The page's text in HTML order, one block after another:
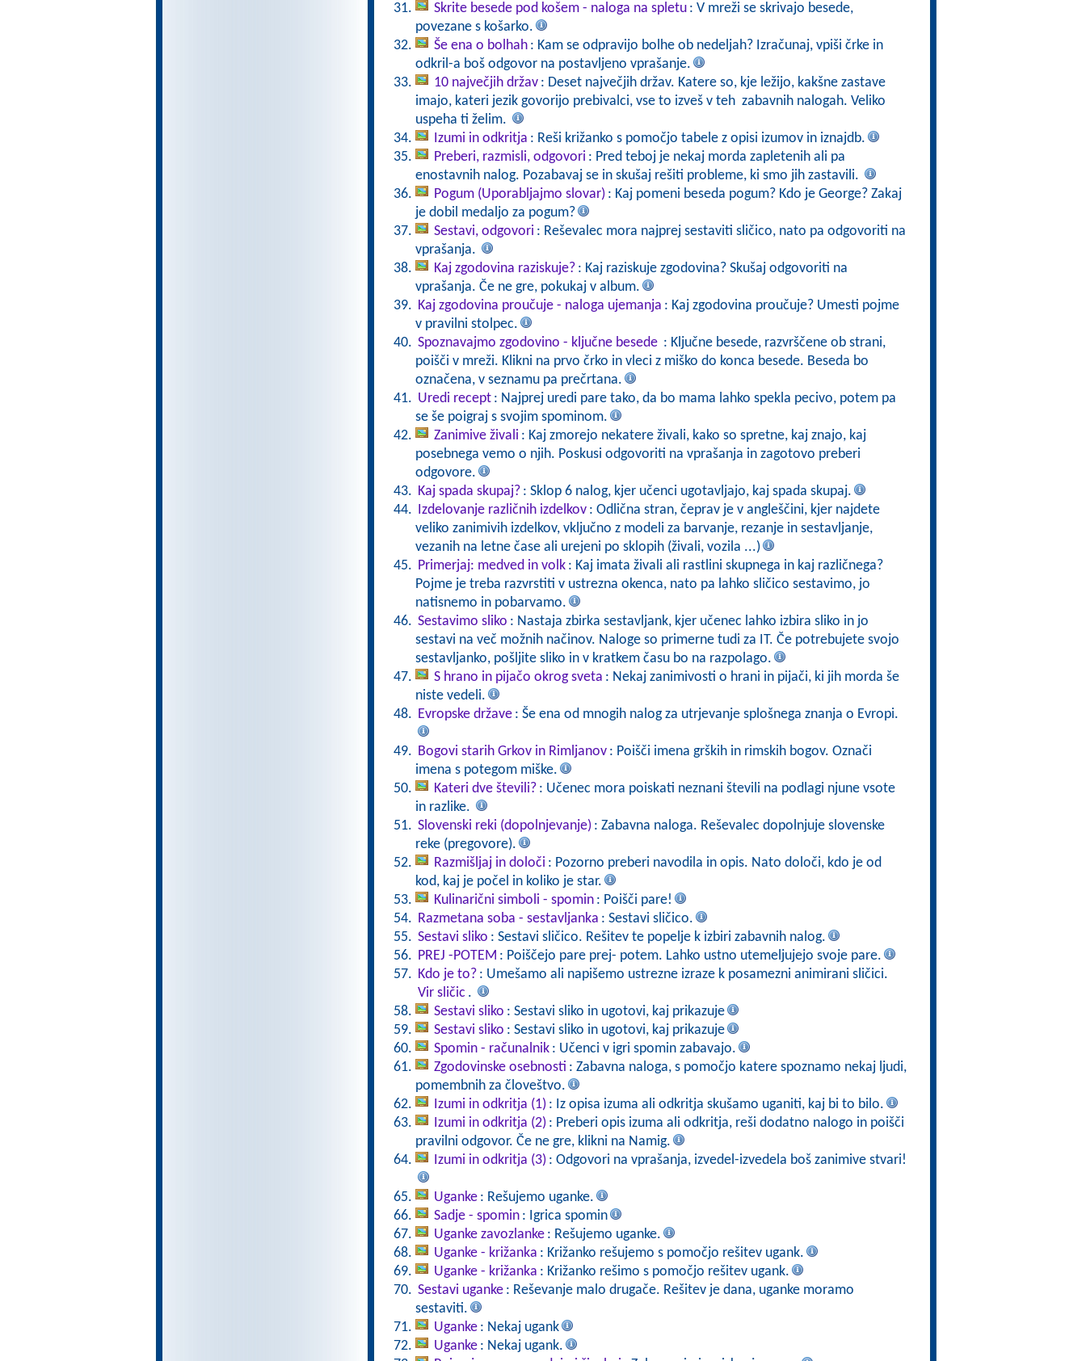
Skrite besede pod košem - naloga na spletu : V mreži se skrivajo besede,
povezane s košarko.
Še ena o bolhah : Kam se odpravijo bolhe ob nedeljah? Izračunaj, vpiši črke in
odkril-a boš odgovor na postavljeno vprašanje.
10 največjih držav : Deset največjih držav. Katere so, kje ležijo, kakšne zastave
imajo, kateri jezik govorijo prebivalci, vse to izveš v teh zabavnih nalogah. Veliko
uspeha ti želim.
Izumi in odkritja : Reši križanko s pomočjo tabele z opisi izumov in iznajdb.
Preberi, razmisli, odgovori : Pred teboj je nekaj morda zapletenih ali pa
enostavnih nalog. Pozabavaj se in skušaj rešiti probleme, ki smo jih zastavili.
Pogum (Uporabljajmo slovar) : Kaj pomeni beseda pogum? Kdo je George? Zakaj
je dobil medaljo za pogum?
Sestavi, odgovori : Reševalec mora najprej sestaviti sličico, nato pa odgovoriti na
vprašanja.
Kaj zgodovina raziskuje? : Kaj raziskuje zgodovina? Skušaj odgovoriti na
vprašanja. Če ne gre, pokukaj v album.
Kaj zgodovina proučuje - naloga ujemanja : Kaj zgodovina proučuje? Umesti pojme
v pravilni stolpec.
Spoznavajmo zgodovino - ključne besede : Ključne besede, razvrščene ob strani,
poišči v mreži. Klikni na prvo črko in vleci z miško do konca besede. Beseda bo
označena, v seznamu pa prečrtana.
Uredi recept : Najprej uredi pare tako, da bo mama lahko spekla pecivo, potem pa
se še poigraj s svojim spominom.
Zanimive živali : Kaj zmorejo nekatere živali, kako so spretne, kaj znajo, kaj
posebnega vemo o njih. Poskusi odgovoriti na vprašanja in zagotovo preberi
odgovore.
Kaj spada skupaj? : Sklop 6 nalog, kjer učenci ugotavljajo, kaj spada skupaj.
Izdelovanje različnih izdelkov : Odlična stran, čeprav je v angleščini, kjer najdete
veliko zanimivih izdelkov, vključno z modeli za barvanje, rezanje in sestavljanje,
vezanih na letne čase ali urejeni po sklopih (živali, vozila ...)
Primerjaj: medved in volk : Kaj imata živali ali rastlini skupnega in kaj različnega?
Pojme je treba razvrstiti v ustrezna okenca, nato pa lahko sličico sestavimo, jo
natisnemo in pobarvamo.
Sestavimo sliko : Nastaja zbirka sestavljank, kjer učenec lahko izbira sliko in jo
sestavi na več možnih načinov. Naloge so primerne tudi za IT. Če potrebujete svojo
sestavljanko, pošljite sliko in v kratkem času bo na razpolago.
S hrano in pijačo okrog sveta : Nekaj zanimivosti o hrani in pijači, ki jih morda še
niste vedeli.
Evropske države : Še ena od mnogih nalog za utrjevanje splošnega znanja o Evropi.
Bogovi starih Grkov in Rimljanov : Poišči imena grških in rimskih bogov. Označi
imena s potegom miške.
Kateri dve števili? : Učenec mora poiskati neznani števili na podlagi njune vsote
in razlike.
Slovenski reki (dopolnjevanje) : Zabavna naloga. Reševalec dopolnjuje slovenske
reke (pregovore).
Razmišljaj in določi : Pozorno preberi navodila in opis. Nato določi, kdo je od
kod, kaj je počel in koliko je star.
Kulinarični simboli - spomin : Poišči pare!
Razmetana soba - sestavljanka : Sestavi sličico.
Sestavi sliko : Sestavi sličico. Rešitev te popelje k izbiri zabavnih nalog.
PREJ -POTEM : Poiščejo pare prej- potem. Lahko ustno utemeljujejo svoje pare.
Kdo je to? : Umešamo ali napišemo ustrezne izraze k posamezni animirani sličici.
Vir sličic .
Sestavi sliko : Sestavi sliko in ugotovi, kaj prikazuje
Sestavi sliko : Sestavi sliko in ugotovi, kaj prikazuje
Spomin - računalnik : Učenci v igri spomin zabavajo.
Zgodovinske osebnosti : Zabavna naloga, s pomočjo katere spoznamo nekaj ljudi,
pomembnih za človeštvo.
Izumi in odkritja (1) : Iz opisa izuma ali odkritja skušamo uganiti, kaj bi to bilo.
Izumi in odkritja (2) : Preberi opis izuma ali odkritja, reši dodatno nalogo in poišči
pravilni odgovor. Če ne gre, klikni na Namig.
Izumi in odkritja (3) : Odgovori na vprašanja, izvedel-izvedela boš zanimive stvari!
Uganke : Rešujemo uganke.
Sadje - spomin : Igrica spomin
Uganke zavozlanke : Rešujemo uganke.
Uganke - križanka : Križanko rešujemo s pomočjo rešitev ugank.
Uganke - križanka : Križanko rešimo s pomočjo rešitev ugank.
Sestavi uganke : Reševanje malo drugače. Rešitev je dana, uganke moramo
sestaviti.
Uganke : Nekaj ugank
Uganke : Nekaj ugank.